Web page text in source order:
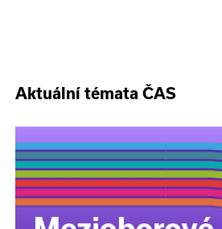
Aktuální témata ČAS